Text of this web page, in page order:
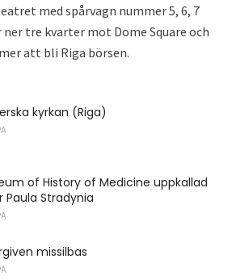
med spårvagn nummer 5, 6, 7
ner tre kvarter mot Dome Square och
att bli Riga börsen.
kyrkan (Riga)
of History of Medicine uppkallad
Paula Stradynia
missilbas